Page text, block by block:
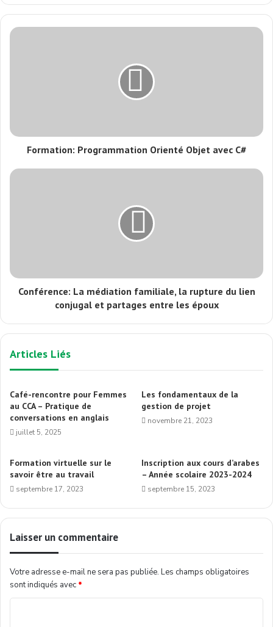
Formation: Programmation Orienté Objet avec C#
Conférence: La médiation familiale, la rupture du lien
conjugal et partages entre les époux
Articles Liés
Café-rencontre pour Femmes
au CCA – Pratique de
conversations en anglais
juillet 5, 2025
Les fondamentaux de la
gestion de projet
novembre 21, 2023
Formation virtuelle sur le
savoir être au travail
septembre 17, 2023
Inscription aux cours d’arabes
– Année scolaire 2023-2024
septembre 15, 2023
Laisser un commentaire
Votre adresse e-mail ne sera pas publiée. Les champs obligatoires
sont indiqués avec *